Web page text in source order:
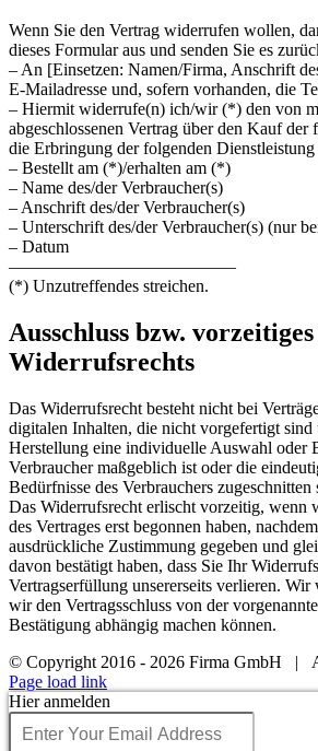
Wenn Sie den Vertrag widerrufen wollen,
dieses Formular aus und senden Sie es
– An [Einsetzen: Namen/Firma, Anschrift
E-Mailadresse und, sofern vorhanden, die
– Hiermit widerrufe(n) ich/wir (*) den von
abgeschlossenen Vertrag über den Kauf
die Erbringung der folgenden
– Bestellt am (*)/erhalten am (*)
– Name des/der Verbraucher(s)
– Anschrift des/der Verbraucher(s)
– Unterschrift des/der Verbraucher(s) (nur
– Datum
—————————————
(*) Unzutreffendes streichen.
Ausschluss bzw.
Widerrufsrechts
Das Widerrufsrecht besteht nicht bei
digitalen Inhalten, die nicht vorgefertigt sind
Herstellung eine individuelle Auswahl oder
Verbraucher maßgeblich ist oder die
Bedürfnisse des Verbrauchers zugeschnitten
Das Widerrufsrecht erlischt vorzeitig, wenn
des Vertrages erst begonnen haben,
ausdrückliche Zustimmung gegeben und
davon bestätigt haben, dass Sie Ihr
Vertragserfüllung unsererseits verlieren. Wir
wir den Vertragsschluss von der
Bestätigung abhängig machen können.
© Copyright 2016 - 2026 Firma GmbH |
Facebook
X
Instagram
YouTube
Page load link
Hier anmelden